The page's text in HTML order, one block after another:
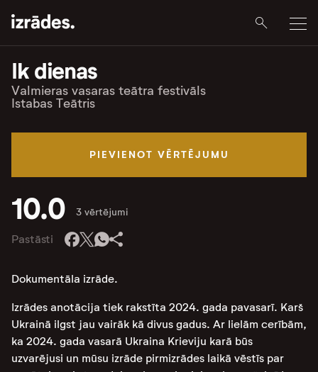
Ik dienas
Valmieras vasaras teātra festivāls
Istabas Teātris
PIEVIENOT VĒRTĒJUMU
10.0 3 vērtējumi
Pastāsti
Dokumentāla izrāde.
Izrādes anotācija tiek rakstīta 2024. gada pavasarī. Karš
Ukrainā ilgst jau vairāk kā divus gadus. Ar lielām cerībām,
ka 2024. gada vasarā Ukraina Krieviju karā būs
uzvarējusi un mūsu izrāde pirmizrādes laikā vēstīs par